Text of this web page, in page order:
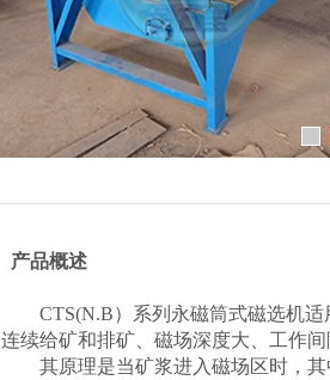
产品概述
CTS(N.B）系列永磁筒式磁选机
连续给矿和排矿、磁场深度大、工作间
其原理是当矿浆进入磁场区时，